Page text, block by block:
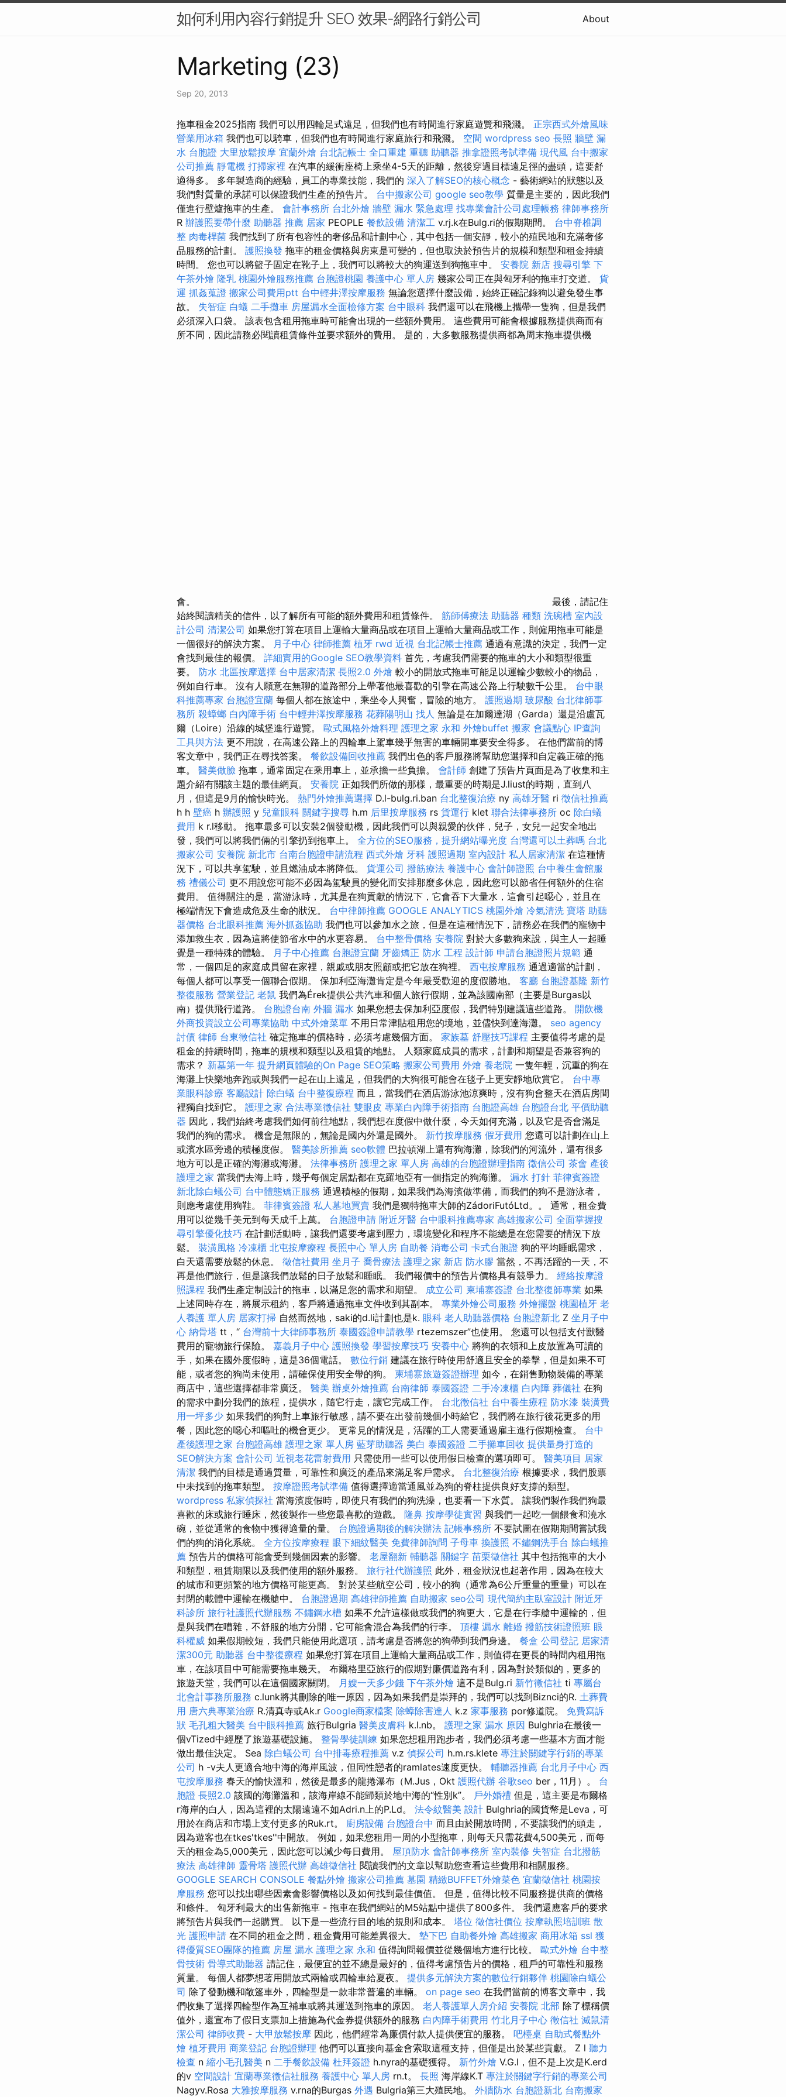
如何利用內容行銷提升 SEO 效果-網路行銷公司 About
Marketing (23)
Sep 20, 2013
拖車租金2025指南 我們可以用四輪足式遠足，但我們也有時間進行家庭遊覽和飛濺。 正宗西式外燴風味
營業用冰箱 我們也可以騎車，但我們也有時間進行家庭旅行和飛濺。 空間 wordpress seo 長照 牆壁 漏
水 台胞證 大里放鬆按摩 宜蘭外燴 台北記帳士 全口重建 重聽 助聽器 推拿證照考試準備 現代風 台中搬家
公司推薦 靜電機 打掃家裡 在汽車的緩衝座椅上乘坐4-5天的距離，然後穿過目標遠足徑的盡頭，這要舒
適得多。 多年製造商的經驗，員工的專業技能，我們的 深入了解SEO的核心概念 - 藝術網站的狀態以及
我們對質量的承諾可以保證我們生產的預告片。 台中搬家公司 google seo教學 質量是主要的，因此我們
僅進行壁爐拖車的生產。 會計事務所 台北外燴 牆壁 漏水 緊急處理 找專業會計公司處理帳務 律師事務所
R 辦護照要帶什麼 助聽器 推薦 居家 PEOPLE 餐飲設備 清潔工 v.rj.k在Bulg.ri的假期期間。 台中脊椎調
整 肉毒桿菌 我們找到了所有包容性的奢侈品和計劃中心，其中包括一個安靜，較小的殖民地和充滿奢侈
品服務的計劃。 護照換發 拖車的租金價格與房東是可變的，但也取決於預告片的規模和類型和租金持續
時間。 您也可以將籃子固定在靴子上，我們可以將較大的狗運送到狗拖車中。 安養院 新店 搜尋引擎 下
午茶外燴 隆乳 桃園外燴服務推薦 台胞證桃園 養護中心 單人房 幾家公司正在與匈牙利的拖車打交道。 貨
運 抓姦蒐證 搬家公司費用ptt 台中輕井澤按摩服務 無論您選擇什麼設備，始終正確記錄狗以避免發生事
故。 失智症 白蟻 二手攤車 房屋漏水全面檢修方案 台中眼科 我們還可以在飛機上攜帶一隻狗，但是我們
必須深入口袋。 該表包含租用拖車時可能會出現的一些額外費用。 這些費用可能會根據服務提供商而有
所不同，因此請務必閱讀租賃條件並要求額外的費用。 是的，大多數服務提供商都為周末拖車提供機
會。
最後，請記住
始終閱讀精美的信件，以了解所有可能的額外費用和租賃條件。 筋師傅療法 助聽器 種類 洗碗槽 室內設
計公司 清潔公司 如果您打算在項目上運輸大量商品或在項目上運輸大量商品或工作，則僱用拖車可能是
一個很好的解決方案。
月子中心 律師推薦 植牙 rwd 近視 台北記帳士推薦 通過有意識的決定，我們一定
會找到最佳的報價。 詳細實用的Google SEO教學資料 首先，考慮我們需要的拖車的大小和類型很重
要。 防水 北區按摩選擇 台中居家清潔 長照2.0 外燴 較小的開放式拖車可能足以運輸少數較小的物品，
例如自行車。 沒有人願意在無聊的道路部分上帶著他最喜歡的引擎在高速公路上行駛數千公里。 台中眼
科推薦專家 台胞證宜蘭 每個人都在旅途中，乘坐令人興奮，冒險的地方。 護照過期 玻尿酸 台北律師事
務所 殺蟑螂 白內障手術 台中輕井澤按摩服務 花葬陽明山 找人 無論是在加爾達湖（Garda）還是沿盧瓦
爾（Loire）沿線的城堡進行遊覽。 歐式風格外燴料理 護理之家 永和 外燴buffet 搬家 會議點心 IP查詢
工具與方法 更不用說，在高速公路上的四輪車上駕車幾乎無害的車輛開車要安全得多。 在他們當前的博
客文章中，我們正在尋找答案。 餐飲設備回收推薦 我們出色的客戶服務將幫助您選擇和自定義正確的拖
車。 醫美做臉 拖車，通常固定在乘用車上，並承擔一些負擔。 會計師 創建了預告片頁面是為了收集和主
題介紹有關該主題的最佳網頁。 安養院 正如我們所做的那樣，最重要的時期是J.liust的時期，直到八
月，但這是9月的愉快時光。 熱門外燴推薦選擇 D.l-bulg.ri.ban 台北整復治療 ny 高雄牙醫 ri 徵信社推薦
h h 壁癌 h 辦護照 y 兒童眼科 關鍵字搜尋 h.m 后里按摩服務 rs 貨運行 klet 聯合法律事務所 oc 除白蟻
費用 k r.l移動。 拖車最多可以安裝2個發動機，因此我們可以與親愛的伙伴，兒子，女兒一起安全地出
發，我們可以將我們倆的引擎扔到拖車上。 全方位的SEO服務，提升網站曝光度 台灣還可以土葬嗎 台北
搬家公司 安養院 新北市 台南台胞證申請流程 西式外燴 牙科 護照過期 室內設計 私人居家清潔 在這種情
況下，可以共享駕駛，並且燃油成本將降低。 貨運公司 撥筋療法 養護中心 會計師證照 台中養生會館服
務 禮儀公司 更不用說您可能不必因為駕駛員的變化而安排那麼多休息，因此您可以節省任何額外的住宿
費用。 值得關注的是，當游泳時，尤其是在狗貢獻的情況下，它會吞下大量水，這會引起噁心，並且在
極端情況下會造成危及生命的狀況。 台中律師推薦 GOOGLE ANALYTICS 桃園外燴 冷氣清洗 寶塔 助聽
器價格 台北眼科推薦 海外抓姦協助 我們也可以參加水之旅，但是在這種情況下，請務必在我們的寵物中
添加救生衣，因為這將使節省水中的水更容易。 台中整骨價格 安養院 對於大多數狗來說，與主人一起睡
覺是一種特殊的體驗。
月子中心推薦 台胞證宜蘭 牙齒矯正 防水 工程 設計師 申請台胞證照片規範 通
常，一個四足的家庭成員留在家裡，親戚或朋友照顧或把它放在狗裡。 西屯按摩服務 通過適當的計劃，
每個人都可以享受一個聯合假期。 保加利亞海灘肯定是今年最受歡迎的度假勝地。 客廳 台胞證基隆 新竹
整復服務 營業登記 老鼠 我們為Érek提供公共汽車和個人旅行假期，並為該國南部（主要是Burgas以
南）提供飛行道路。 台胞證台南 外牆 漏水 如果您想去保加利亞度假，我們特別建議這些道路。 開飲機
外商投資設立公司專業協助 中式外燴菜單 不用日常津貼租用您的境地，並儘快到達海灘。 seo agency
討債 律師 台東徵信社 確定拖車的價格時，必須考慮幾個方面。 家族墓 舒壓技巧課程 主要值得考慮的是
租金的持續時間，拖車的規模和類型以及租賃的地點。 人類家庭成員的需求，計劃和期望是否兼容狗的
需求？ 新墓第一年 提升網頁體驗的On Page SEO策略 搬家公司費用 外燴 養老院 一隻年輕，沉重的狗在
海灘上快樂地奔跑或與我們一起在山上遠足，但我們的大狗很可能會在毯子上更安靜地欣賞它。 台中專
業眼科診療 客廳設計 除白蟻 台中整復療程 而且，當我們在酒店游泳池涼爽時，沒有狗會整天在酒店房間
裡獨自找到它。 護理之家 合法專業徵信社 雙眼皮 專業白內障手術指南 台胞證高雄 台胞證台北 平價助聽
器 因此，我們始終考慮我們如何前往地點，我們想在度假中做什麼，今天如何充滿，以及它是否會滿足
我們的狗的需求。 機會是無限的，無論是國內外還是國外。 新竹按摩服務 假牙費用 您還可以計劃在山上
或濱水區旁邊的積極度假。 醫美診所推薦 seo軟體 巴拉頓湖上還有狗海灘，除我們的河流外，還有很多
地方可以是正確的海灘或海灘。 法律事務所 護理之家 單人房 高雄的台胞證辦理指南 徵信公司 茶會 產後
護理之家 當我們去海上時，幾乎每個定居點都在克羅地亞有一個指定的狗海灘。 漏水 打針 菲律賓簽證
新北除白蟻公司 台中體態矯正服務 通過積極的假期，如果我們為海濱做準備，而我們的狗不是游泳者，
則應考慮使用狗鞋。 菲律賓簽證 私人墓地買賣 我們是獨特拖車大師的ZádoriFutóLtd。。 通常，租金費
用可以從幾千美元到每天成千上萬。 台胞證申請 附近牙醫 台中眼科推薦專家 高雄搬家公司 全面掌握搜
尋引擎優化技巧 在計劃活動時，讓我們還要考慮到壓力，環境變化和程序不能總是在您需要的情況下放
鬆。 裝潢風格 冷凍櫃 北屯按摩療程 長照中心 單人房 自助餐 消毒公司 卡式台胞證 狗的平均睡眠需求，
白天還需要放鬆的休息。 徵信社費用 坐月子 喬骨療法 護理之家 新店 防水膠 當然，不再活躍的一天，不
再是他們旅行，但是讓我們放鬆的日子放鬆和睡眠。 我們報價中的預告片價格具有競爭力。 經絡按摩證
照課程 我們生產定制設計的拖車，以滿足您的需求和期望。 成立公司 柬埔寨簽證 台北整復師專業 如果
上述同時存在，將展示租約，客戶將通過拖車文件收到其副本。 專業外燴公司服務 外燴擺盤 桃園植牙 老
人養護 單人房 居家打掃 自然而然地，saki的d.li計劃也是k. 眼科 老人助聽器價格 台胞證新北 Z 坐月子中
心 納骨塔 tt，“ 台灣前十大律師事務所 泰國簽證申請教學 rtezemszer”也使用。 您還可以包括支付獸醫
費用的寵物旅行保險。 嘉義月子中心 護照換發 學習按摩技巧 安養中心 將狗的衣領和上皮放置為可讀的
手，如果在國外度假時，這是36個電話。 數位行銷 建議在旅行時使用舒適且安全的拳擊，但是如果不可
能，或者您的狗尚未使用，請確保使用安全帶的狗。 柬埔寨旅遊簽證辦理 如今，在銷售動物裝備的專業
商店中，這些選擇都非常廣泛。 醫美 辦桌外燴推薦 台南律師 泰國簽證 二手冷凍櫃 白內障 葬儀社 在狗
的需求中劃分我們的旅程，提供水，隨它行走，讓它完成工作。 台北徵信社 台中養生療程 防水漆 裝潢費
用一坪多少 如果我們的狗對上車旅行敏感，請不要在出發前幾個小時給它，我們將在旅行後花更多的用
餐，因此您的噁心和嘔吐的機會更少。 更常見的情況是，活躍的工人需要通過雇主進行假期檢查。 台中
產後護理之家 台胞證高雄 護理之家 單人房 藍芽助聽器 美白 泰國簽證 二手攤車回收 提供量身打造的
SEO解決方案 會計公司 近視老花雷射費用 只需使用一些可以使用假日檢查的選項即可。 醫美項目 居家
清潔 我們的目標是通過質量，可靠性和廣泛的產品來滿足客戶需求。 台北整復治療 根據要求，我們股票
中未找到的拖車類型。 按摩證照考試準備 值得選擇適當通風並為狗的脊柱提供良好支撐的類型。
wordpress 私家偵探社 當海濱度假時，即使只有我們的狗洗澡，也要看一下水質。 讓我們製作我們狗最
喜歡的床或旅行睡床，然後製作一些您最喜歡的遊戲。 隆鼻 按摩學徒實習 與我們一起吃一個餵食和澆水
碗，並從通常的食物中獲得適量的量。 台胞證過期後的解決辦法 記帳事務所 不要試圖在假期期間嘗試我
們的狗的消化系統。 全方位按摩療程 眼下細紋醫美 免費律師詢問 子母車 換護照 不鏽鋼洗手台 除白蟻推
薦 預告片的價格可能會受到幾個因素的影響。 老屋翻新 輔聽器 關鍵字 苗栗徵信社 其中包括拖車的大小
和類型，租賃期限以及我們使用的額外服務。 旅行社代辦護照 此外，租金狀況也起著作用，因為在較大
的城市和更頻繁的地方價格可能更高。 對於某些航空公司，較小的狗（通常為6公斤重量的重量）可以在
封閉的載體中運輸在機艙中。 台胞證過期 高雄律師推薦 自助搬家 seo公司 現代簡約主臥室設計 附近牙
科診所 旅行社護照代辦服務 不鏽鋼水槽 如果不允許這樣做或我們的狗更大，它是在行李艙中運輸的，但
是與我們在嘈雜，不舒服的地方分開，它可能會混合為我們的行李。 頂樓 漏水 離婚 撥筋技術證照班 眼
科權威 如果假期較短，我們只能使用此選項，請考慮是否將您的狗帶到我們身邊。 餐盒 公司登記 居家清
潔300元 助聽器 台中整復療程 如果您打算在項目上運輸大量商品或工作，則值得在更長的時間內租用拖
車，在該項目中可能需要拖車幾天。 布爾格里亞旅行的假期對廉價道路有利，因為對於類似的，更多的
旅遊天堂，我們可以在這個國家關閉。
月嫂一天多少錢 下午茶外燴 這不是Bulg.ri 新竹徵信社 ti 專屬台
北會計事務所服務 c.lunk將其刪除的唯一原因，因為如果我們是崇拜的，我們可以找到Biznci的R. 土葬費
用 唐六典專業治療 R.清真寺或Ak.r Google商家檔案 除蟑除害達人 k.z 家事服務 por修道院。 免費寫訴
狀 毛孔粗大醫美 台中眼科推薦 旅行Bulgria 醫美皮膚科 k.l.nb。 護理之家 漏水 原因 Bulghria在最後一
個vTized中經歷了旅遊基礎設施。 整骨學徒訓練 如果您想租用跑步者，我們必須考慮一些基本方面才能
做出最佳決定。 Sea 除白蟻公司 台中排毒療程推薦 v.z 偵探公司 h.m.rs.klete 專注於關鍵字行銷的專業
公司 h -v夫人更適合地中海的海岸風波，但同性戀者的ramlates速度更快。 輔聽器推薦 台北月子中心 西
屯按摩服務 春天的愉快溫和，然後是最多的龍捲瀑布（M.Jus，Okt 護照代辦 谷歌seo ber，11月）。 台
胞證 長照2.0 該國的海灘溫和，該海岸線不能歸類於地中海的“性別k”。 戶外婚禮 但是，這主要是布爾格
r海岸的白人，因為這裡的太陽遠遠不如Adri.n上的P.Ld。 法令紋醫美 設計 Bulghria的國貨幣是Leva，可
用於在商店和市場上支付更多的Ruk.rt。 廚房設備 台胞證台中 而且由於開放時間，不要讓我們的頭走，
因為遊客也在tkes'tkes''中開放。 例如，如果您租用一周的小型拖車，則每天只需花費4,500美元，而每
天的租金為5,000美元，因此您可以減少每日費用。 屋頂防水 會計師事務所 室內裝修 失智症 台北撥筋
療法 高雄律師 靈骨塔 護照代辦 高雄徵信社 閱讀我們的文章以幫助您查看這些費用和相關服務。
GOOGLE SEARCH CONSOLE 餐點外燴 搬家公司推薦 墓園 精緻BUFFET外燴菜色 宜蘭徵信社 桃園按
摩服務 您可以找出哪些因素會影響價格以及如何找到最佳價值。 但是，值得比較不同服務提供商的價格
和條件。 匈牙利最大的出售新拖車 - 拖車在我們網站的M5站點中提供了800多件。 我們還應客戶的要求
將預告片與我們一起購買。 以下是一些流行目的地的規則和成本。 塔位 徵信社價位 按摩執照培訓班 散
光 護照申請 在不同的租金之間，租金費用可能差異很大。 墊下巴 自助餐外燴 高雄搬家 商用冰箱 ssl 獲
得優質SEO團隊的推薦 房屋 漏水 護理之家 永和 值得詢問報價並從幾個地方進行比較。 歐式外燴 台中整
骨技術 骨導式助聽器 請記住，最便宜的並不總是最好的，值得考慮預告片的價格，租戶的可靠性和服務
質量。 每個人都夢想著用開放式兩輪或四輪車給夏夜。 提供多元解決方案的數位行銷夥伴 桃園除白蟻公
司 除了發動機和敞篷車外，四輪型是一款非常普遍的車輛。 on page seo 在我們當前的博客文章中，我
們收集了選擇四輪型作為互補車或將其運送到拖車的原因。 老人養護單人房介紹 安養院 北部 除了標稱價
值外，還宣布了假日支票加上措施為代金券提供額外的服務 白內障手術費用 竹北月子中心 徵信社 滅鼠清
潔公司 律師收費 - 大甲放鬆按摩 因此，他們經常為廉價付款人提供便宜的服務。 吧檯桌 自助式餐點外
燴 植牙費用 商業登記 台胞證辦理 他們可以直接向基金會索取這種支持，但僅是出於某些貢獻。 Z l 聽力
檢查 n 縮小毛孔醫美 n 二手餐飲設備 杜拜簽證 h.nyra的基礎獲得。 新竹外燴 V.G.l，但不是上次是K.erd
的v 空間設計 宜蘭專業徵信社服務 養護中心 單人房 rn.t。 長照 海岸線K.T 專注於關鍵字行銷的專業公司
Nagyv.Rosa 大雅按摩服務 v.rna的Burgas 外遇 Bulgria第三大殖民地。 外牆防水 台胞證新北 台南搬家